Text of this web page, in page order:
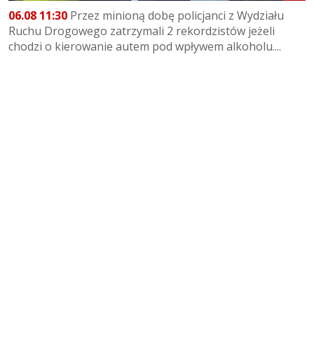
06.08 11:30 Przez minioną dobę policjanci z Wydziału
Ruchu Drogowego zatrzymali 2 rekordzistów jeżeli
chodzi o kierowanie autem pod wpływem alkoholu....